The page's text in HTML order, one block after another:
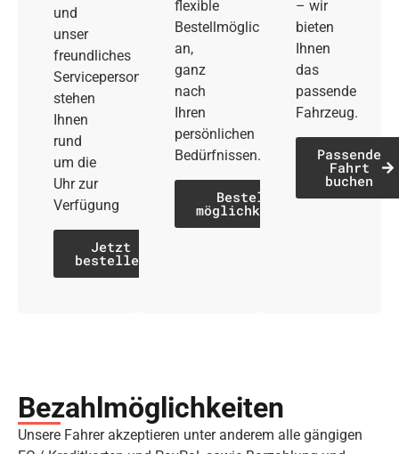
und
unser
freundliches
Servicepersonal
stehen
Ihnen
rund
um die
Uhr zur
Verfügung
Jetzt
bestellen
flexible
Bestellmöglichkeiten
an,
ganz
nach
Ihren
persönlichen
Bedürfnissen.
Bestell­
möglichkeiten
– wir
bieten
Ihnen
das
passende
Fahrzeug.
Passende
Fahrt
buchen
Bezahl­möglich­keiten
Unsere Fahrer akzeptieren unter anderem alle gängigen